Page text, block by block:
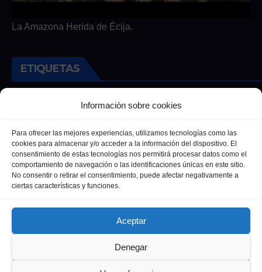
Información sobre cookies
Para ofrecer las mejores experiencias, utilizamos tecnologías como las
cookies para almacenar y/o acceder a la información del dispositivo. El
consentimiento de estas tecnologías nos permitirá procesar datos como el
comportamiento de navegación o las identificaciones únicas en este sitio.
No consentir o retirar el consentimiento, puede afectar negativamente a
ciertas características y funciones.
Aceptar
Denegar
La Amazona Herida de Écija.
ETIQUETAS
Andalucía Cultura Deportes